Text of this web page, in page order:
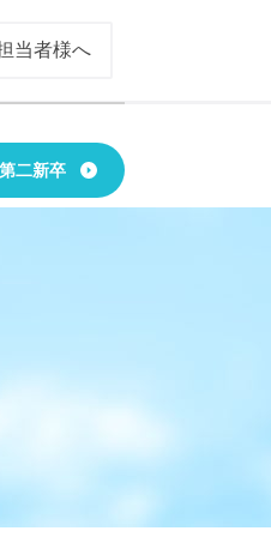
当者様へ
二新卒